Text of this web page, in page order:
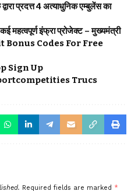
प्रदत्त 4 अत्याधुनिक एम्बुलेंस का
महत्वपूर्ण इंफ्रा प्रोजेक्ट – मुख्यमंत्री
Bonus Codes For Free
Sign Up
Trucs
Required fields are marked *